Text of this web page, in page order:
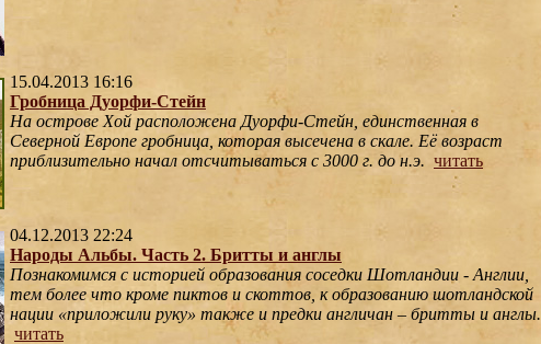
15.04.2013 16:16
Гробница Дуорфи-Стейн
На острове Хой расположена Дуорфи-Стейн, единственная в
Северной Европе гробница, которая высечена в скале. Её возраст
приблизительно начал отсчитываться с 3000 г. до н.э. читать
04.12.2013 22:24
Народы Альбы. Часть 2. Бритты и англы
Познакомимся с историей образования соседки Шотландии - Англии,
тем более что кроме пиктов и скоттов, к образованию шотландской
нации «приложили руку» также и предки англичан – бритты и англы.
читать